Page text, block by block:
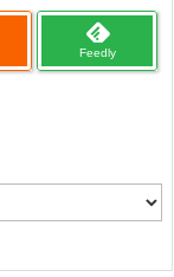
Feedly